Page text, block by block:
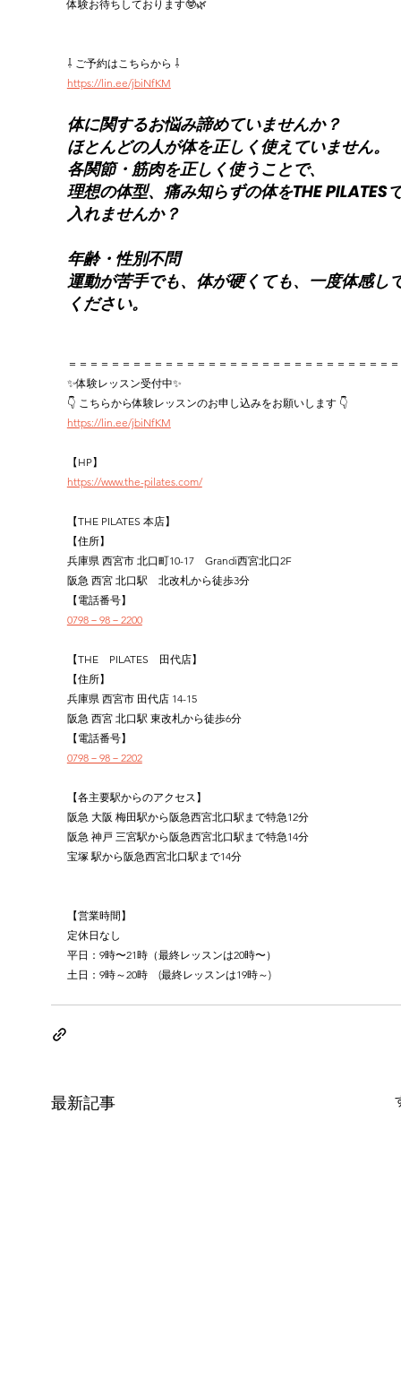
体験お待ちしております🤓🌿
⇩ ご予約はこちらから ⇩
https://lin.ee/jbiNfKM
体に関するお悩み諦めていませんか？
ほとんどの人が体を正しく使えていません。
各関節・筋肉を正しく使うことで、
理想の体型、痛み知らずの体をTHE PILATES
入れませんか？
年齢・性別不問
運動が苦手でも、体が硬くても、一度体感し
ください。
＝＝＝＝＝＝＝＝＝＝＝＝＝＝＝＝＝＝＝＝＝＝＝＝＝＝＝＝＝＝
✨体験レッスン受付中✨
👇 こちらから体験レッスンのお申し込みをお願いします 👇
https://lin.ee/jbiNfKM
【HP】
https://www.the-pilates.com/
【THE PILATES 本店】
【住所】
兵庫県 西宮市 北口町10-17　Grandi西宮北口2F
阪急 西宮 北口駅　北改札から徒歩3分
【電話番号】
0798－98－2200
【THE　PILATES　田代店】
【住所】
兵庫県 西宮市 田代店 14-15
阪急 西宮 北口駅 東改札から徒歩6分
【電話番号】
0798－98－2202
【各主要駅からのアクセス】
阪急 大阪 梅田駅から阪急西宮北口駅まで特急12分
阪急 神戸 三宮駅から阪急西宮北口駅まで特急14分
宝塚 駅から阪急西宮北口駅まで14分
【営業時間】
定休日なし
平日：9時〜21時（最終レッスンは20時〜）
土日：9時～20時　(最終レッスンは19時～)
最新記事